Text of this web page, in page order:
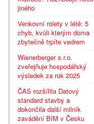
jiného
Venkovní rolety v létě: 5
chyb, kvůli kterým doma
zbytečně trpíte vedrem
Wienerberger s.r.o.
zveřejňuje hospodářský
výsledek za rok 2025
ČAS rozšířila Datový
standard stavby a
dokončila další milník
zavádění BIM v Česku